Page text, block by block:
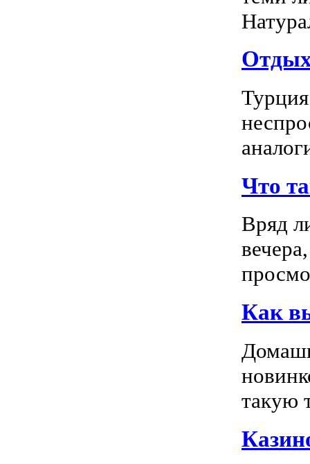
Что
Вряд
Как
такую